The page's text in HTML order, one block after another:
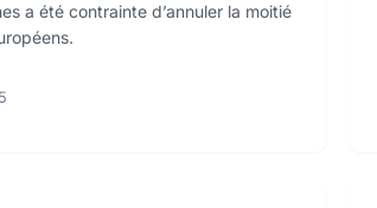
a été contrainte d’annuler la moitié